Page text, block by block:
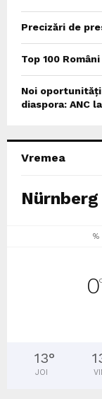
Precizări de
Top 100
Noi
diaspora: ANC
Vremea
Nürnberg
%
0
13°
JOI